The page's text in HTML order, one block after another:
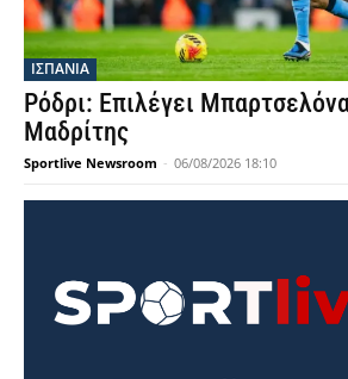
ΙΣΠΑΝΙΑ
Ρόδρι: Επιλέγει
Μαδρίτης
Sportlive Newsroom - 06/08/2026 18:10